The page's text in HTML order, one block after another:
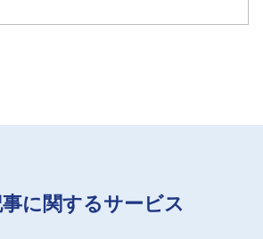
に関するサービス